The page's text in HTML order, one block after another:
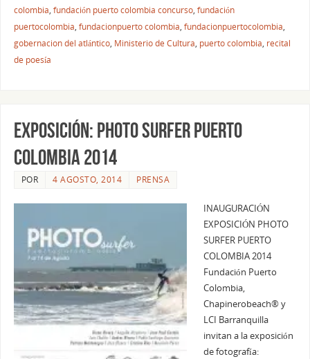
colombia, fundación puerto colombia concurso, fundación
puertocolombia, fundacionpuerto colombia, fundacionpuertocolombia,
gobernacion del atlántico, Ministerio de Cultura, puerto colombia, recital
de poesía
EXPOSICIÓN: PHOTO SURFER PUERTO
COLOMBIA 2014
POR 4 AGOSTO, 2014 PRENSA
INAUGURACIÓN
EXPOSICIÓN PHOTO
SURFER PUERTO
COLOMBIA 2014
Fundación Puerto
Colombia,
Chapinerobeach® y
LCI Barranquilla
invitan a la exposición
de fotografía: